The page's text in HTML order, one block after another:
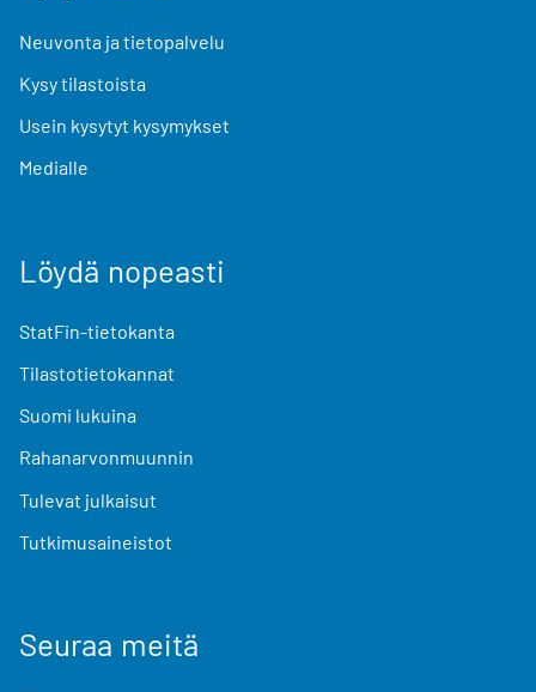
Neuvonta ja tietopalvelu
Kysy tilastoista
Usein kysytyt kysymykset
Medialle
Löydä nopeasti
StatFin-tietokanta
Tilastotietokannat
Suomi lukuina
Rahanarvonmuunnin
Tulevat julkaisut
Tutkimusaineistot
Seuraa meitä